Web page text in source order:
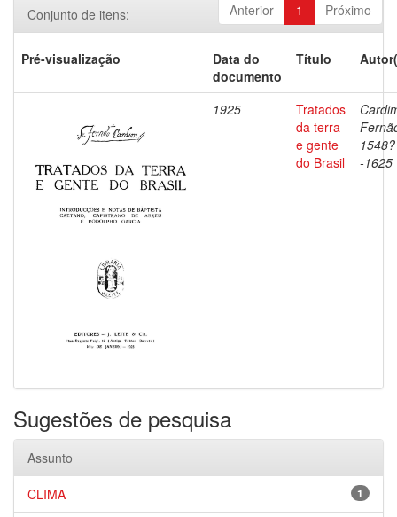
Anterior 1 Próximo
Conjunto de itens:
Pré-visualização
Data do
documento
Título
1925
Tratados
da terra
e gente
do Brasil
1548?
-1625
Sugestões de pesquisa
Assunto
1
CLIMA